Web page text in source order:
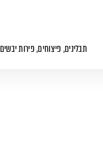
תבלינים, פיצוחים, פירות יבשים